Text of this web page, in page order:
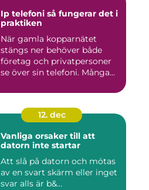
Ip telefoni så fungerar det i
praktiken
När gamla kopparnätet
stängs ner behöver både
företag och privatpersoner
se över sin telefoni. Många...
12. dec
Vanliga orsaker till att
datorn inte startar
Att slå på datorn och mötas
av en svart skärm eller inget
svar alls är b&...